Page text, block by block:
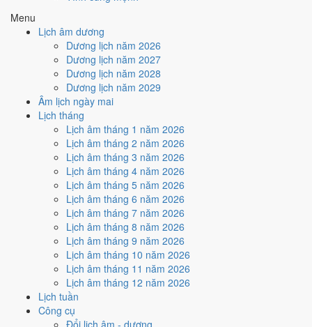
Menu
Lịch âm dương
Dương lịch năm 2026
Dương lịch năm 2027
Dương lịch năm 2028
Dương lịch năm 2029
Âm lịch ngày mai
Lịch tháng
Lịch âm tháng 1 năm 2026
Lịch âm tháng 2 năm 2026
Lịch âm tháng 3 năm 2026
Lịch âm tháng 4 năm 2026
Lịch âm tháng 5 năm 2026
Lịch âm tháng 6 năm 2026
Lịch âm tháng 7 năm 2026
Lịch âm tháng 8 năm 2026
Lịch âm tháng 9 năm 2026
Lịch âm tháng 10 năm 2026
Lịch âm tháng 11 năm 2026
Lịch âm tháng 12 năm 2026
Lịch tuần
Công cụ
Đổi lịch âm - dương
Ngày Hoàng Đạo.
Cách tính ngày tốt
🏗️
Động thổ - khởi công
Tốt
Động thổ - khởi công hôm nay ở
Hoàng Đạo.
Cách tính ngày tốt
🏡 Nhập trạch - vào nhà mới
Trung bình
Nhập trạch - vào nhà mới hôm nay ở
nhờ hợp Ngày Hoàng Đạo, nhưng Sao Ngưu kéo giảm điểm.
Cách tính ngày tốt
Mua xe - tậu xe
Tốt
Mua xe - tậu xe hôm nay ởmức tốt (6/10)
Hoàng Đạo.
Cách tính ngày tốt
Xuất hành - đi xa
Tốt
Xuất hành - đi xa hôm nay ở
Hoàng Đạo